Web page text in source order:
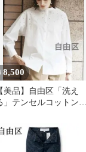
8,500
【美品】自由区「洗え
」テンセルコットンエ
ラウス